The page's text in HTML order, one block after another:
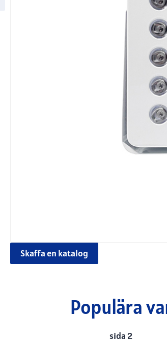
Skaffa en katalog
Populära
sida 2